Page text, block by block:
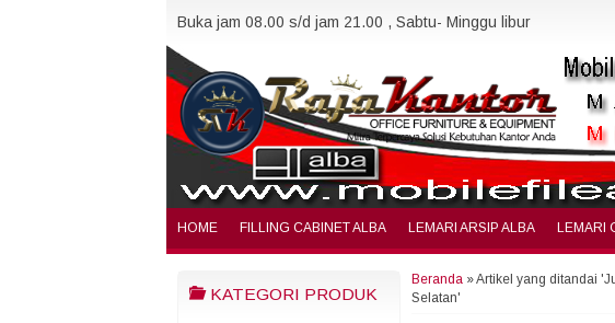
Buka jam 08.00 s/d jam 21.00 , Sabtu- Minggu libur
HOME FILLING CABINET ALBA LEMARI ARSIP ALBA LEMARI
KATEGORI PRODUK
Beranda »Artikel yang ditandai
Selatan'